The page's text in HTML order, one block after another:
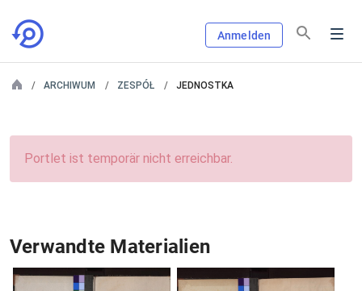
Anmelden
ARCHIWUM ZESPÓŁ JEDNOSTKA
Portlet ist temporär nicht erreichbar.
Verwandte Materialien